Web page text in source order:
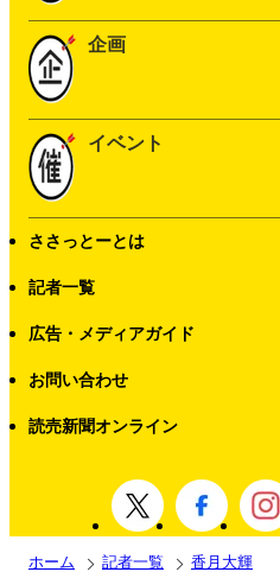
企画
イベント
ささっとーとは
記者一覧
広告・メディアガイド
お問い合わせ
読売新聞オンライン
ホーム 記者一覧 香月大輝